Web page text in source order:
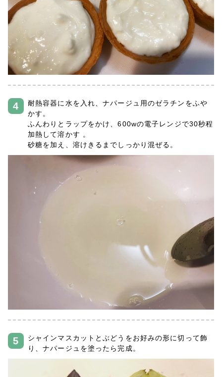
耐熱容器に水を入れ、ナパージュ用のゼラチンをふや
かす。
ふんわりとラップをかけ、600wの電子レンジで30秒程
加熱して溶かす 。
砂糖を加え、溶けきるまでしっかり混ぜる。
シャインマスカットとぶどうをお好みの形に切って飾
り、ナパージュを塗ったら完成。